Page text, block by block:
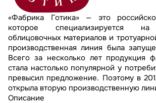
«Фабрика Готика» — это
которое специализируется на
облицовочных материалов и
производственная линия была
Всего за несколько лет продукция
стала настолько популярной у
превысил предложение. Поэтому в
открыла вторую производственную
Описание